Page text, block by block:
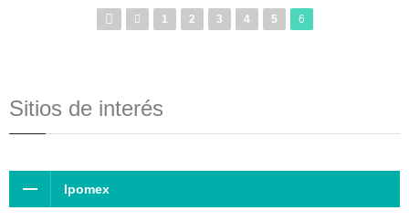
1 2 3 4 5 6
Sitios de interés
Ipomex